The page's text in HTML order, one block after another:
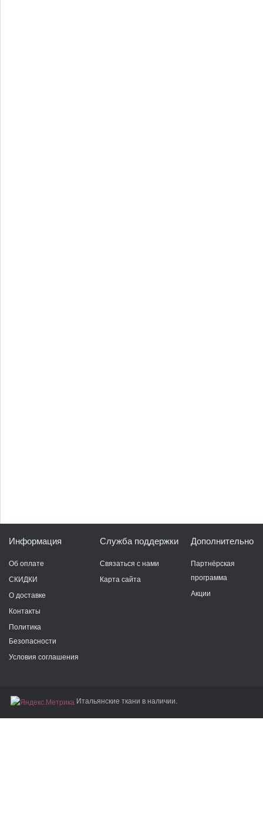
Информация
Об оплате
СКИДКИ
О доставке
Контакты
Политика
Безопасности
Условия соглашения
Служба поддержки
Связаться с нами
Карта сайта
Дополнительно
Партнёрская
программа
Акции
Итальянские ткани в наличии.